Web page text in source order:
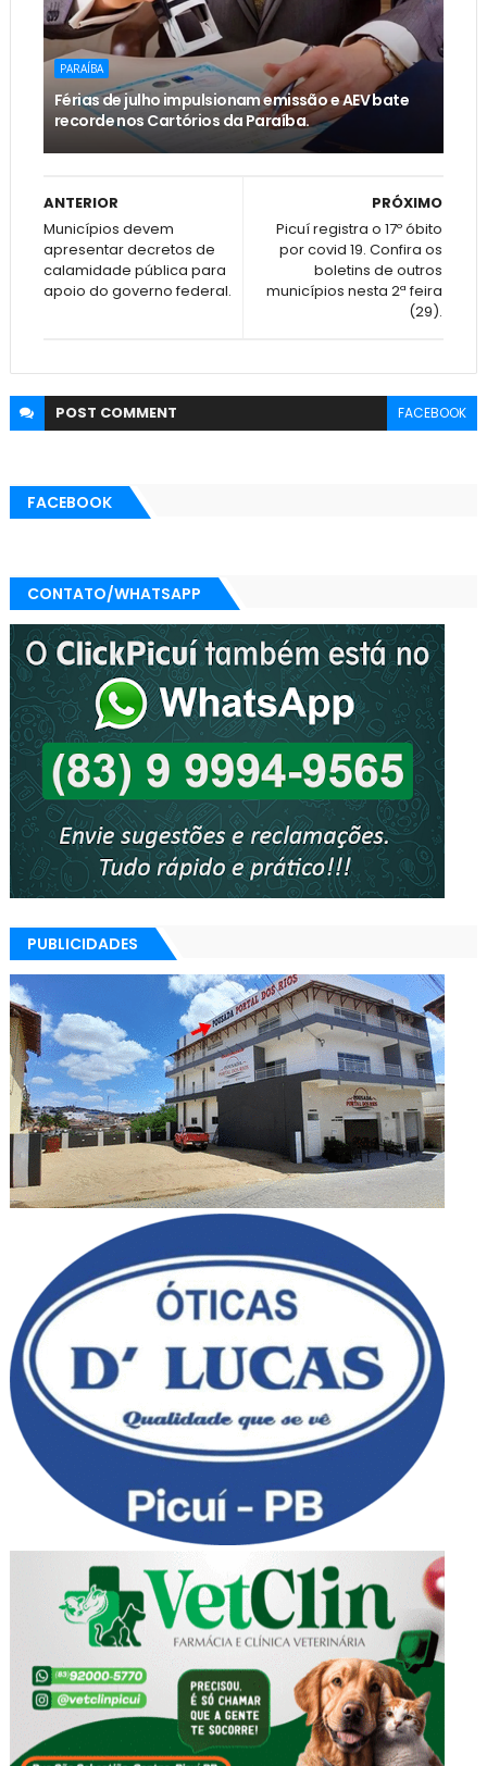
PARAÍBA
Férias de julho impulsionam emissão e AEV bate
recorde nos Cartórios da Paraíba.
PRÓXIMO
Picuí registra o 17º óbito
por covid 19. Confira os
boletins de outros
municípios nesta 2ª feira
(29).
ANTERIOR
Municípios devem
apresentar decretos de
calamidade pública para
apoio do governo federal.
POST COMMENT FACEBOOK
FACEBOOK
CONTATO/WHATSAPP
PUBLICIDADES